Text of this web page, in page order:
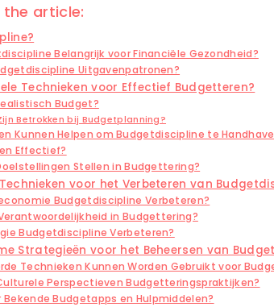
the article:
Belangrijk voor Financiële Gezondheid?
Uitgavenpatronen?
Technieken voor Effectief Budgetteren?
Budget?
Betrokken bij Budgetplanning?
Kunnen Helpen om Budgetdiscipline te
Effectief?
Stellen in Budgettering?
voor het Verbeteren van
Budgetdiscipline Verbeteren?
in Budgettering?
Budgetdiscipline Verbeteren?
Strategieën voor het Beheersen van
Technieken Kunnen Worden Gebruikt voor
Perspectieven Budgetteringspraktijken?
Bekende Budgetapps en Hulpmiddelen?